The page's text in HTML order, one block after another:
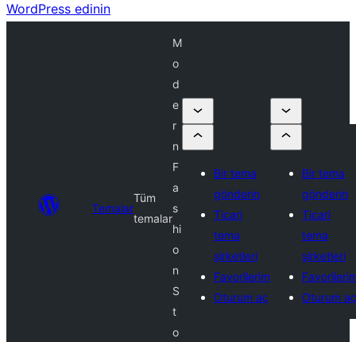
WordPress edinin
Temalar
Tüm
temalar
M
o
d
e
r
n
F
a
s
hi
o
n
S
t
o
Bir tema
gönderin
Ticari
tema
şirketleri
Favorilerim
Oturum aç
Bir tema
gönderin
Ticari
tema
şirketleri
Oturum aç